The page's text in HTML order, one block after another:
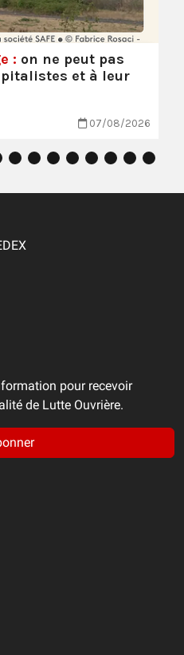
: on ne peut pas
et à leur
07/08/2026
pour recevoir
de Lutte Ouvrière.